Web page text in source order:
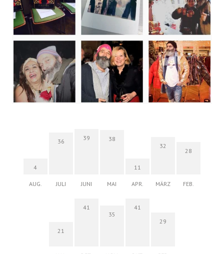
4
AUG.
36
JULI
39
JUNI
38
MAI
11
APR.
32
MÄRZ
28
FEB.
21
41
35
41
29